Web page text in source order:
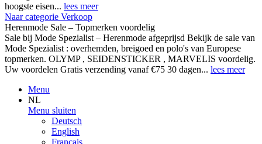
hoogste eisen... lees meer
Naar categorie Verkoop
Herenmode Sale – Topmerken voordelig
Sale bij Mode Spezialist – Herenmode afgeprijsd Bekijk de sale van
Mode Spezialist : overhemden, breigoed en polo's van Europese
topmerken. OLYMP , SEIDENSTICKER , MARVELIS voordelig.
Uw voordelen Gratis verzending vanaf €75 30 dagen... lees meer
Menu
NL
Menu sluiten
Deutsch
English
Français